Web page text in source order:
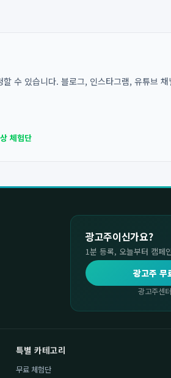
수 있습니다. 블로그, 인스타그램, 유튜브
체험단
광고주이신가요?
1분 등록, 오늘부터 캠페
광고주
광고주센
특별 카테고리
무료 체험단